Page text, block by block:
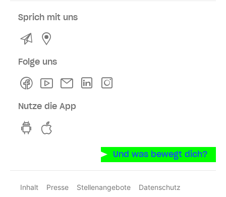
Sprich mit uns
Kontakt
Folge uns
FacebookYoutubeNewsletterLinkedln
Nutze die App
hvv switch App auf GooglePlay
Und was bewegt dich?
Inhalt Presse Stellenangebote
Datenschutz